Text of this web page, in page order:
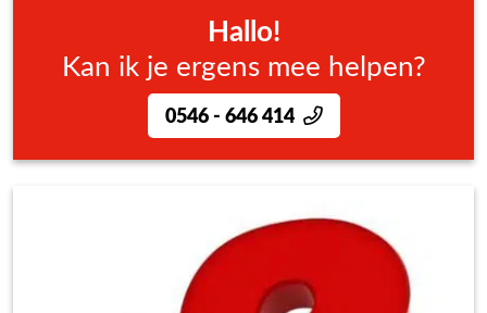
Hallo!
Kan ik je ergens mee helpen?
0546 - 646 414